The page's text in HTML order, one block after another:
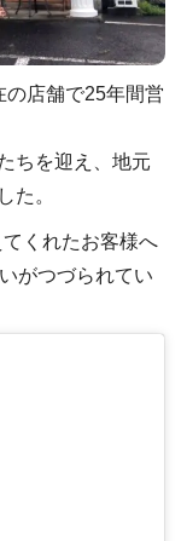
の店舗で25年間営
ちを迎え、地元
た。
くれたお客様へ
がつづられてい